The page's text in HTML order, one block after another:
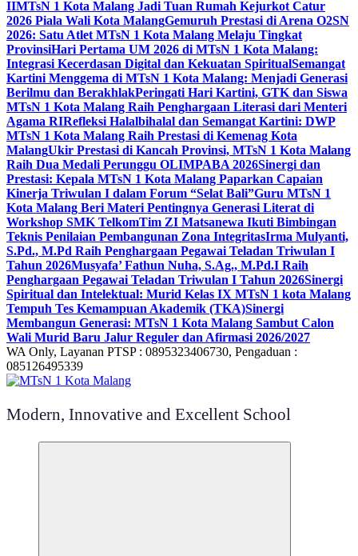
IIMTsN 1 Kota Malang Jadi Tuan Rumah Kejurkot Catur
2026 Piala Wali Kota MalangGemuruh Prestasi di Arena O2SN
2026: Satu Atlet MTsN 1 Kota Malang Melaju Tingkat
ProvinsiHari Pertama UM 2026 di MTsN 1 Kota Malang:
Integrasi Kecerdasan Digital dan Kekuatan SpiritualSemangat
Kartini Menggema di MTsN 1 Kota Malang: Menjadi Generasi
Berilmu dan BerakhlakPeringati Hari Kartini, GTK dan Siswa
MTsN 1 Kota Malang Raih Penghargaan Literasi dari Menteri
Agama RIRefleksi Halalbihalal dan Semangat Kartini: DWP
MTsN 1 Kota Malang Raih Prestasi di Kemenag Kota
MalangUkir Prestasi di Kancah Provinsi, MTsN 1 Kota Malang
Raih Dua Medali Perunggu OLIMPABA 2026Sinergi dan
Prestasi: Kepala MTsN 1 Kota Malang Paparkan Capaian
Kinerja Triwulan I dalam Forum “Selat Bali”Guru MTsN 1
Kota Malang Beri Materi Pentingnya Generasi Literat di
Workshop SMK TelkomTim ZI Matsanewa Ikuti Bimbingan
Teknis Penilaian Pembangunan Zona IntegritasIrma Mulyanti,
S.Pd., M.Pd Raih Penghargaan Pegawai Teladan Triwulan I
Tahun 2026Musyafa’ Fathun Nuha, S.Ag., M.Pd.I Raih
Penghargaan Pegawai Teladan Triwulan I Tahun 2026Sinergi
Spiritual dan Intelektual: Murid Kelas IX MTsN 1 kota Malang
Tempuh Tes Kemampuan Akademik (TKA)Sinergi
Membangun Generasi: MTsN 1 Kota Malang Sambut Calon
Wali Murid Baru Jalur Reguler dan Afirmasi 2026/2027
WA Only, Layanan PTSP : 0895323406730, Pengaduan :
085126495339
Modern, Innovative and Excellent School